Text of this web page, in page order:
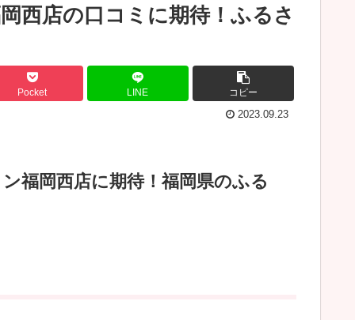
西店の口コミに期待！ふるさ
Pocket LINE コピー
2023.09.23
福岡西店に期待！福岡県のふる